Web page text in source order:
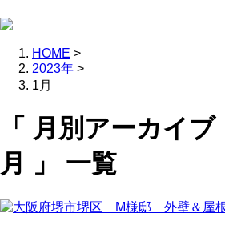
HOME >
2023年 >
1月
「 月別アーカイ
月 」 一覧